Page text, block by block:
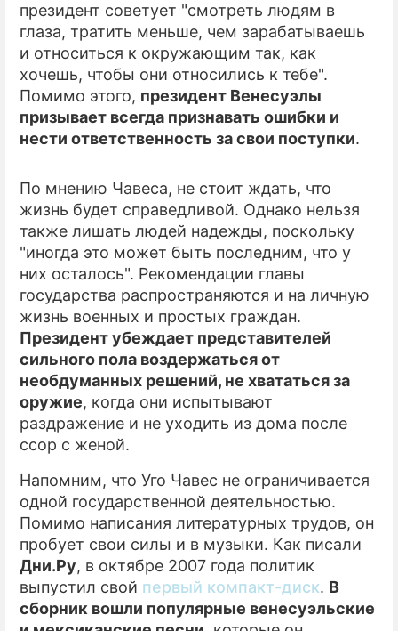
президент советует "смотреть людям в
глаза, тратить меньше, чем зарабатываешь
и относиться к окружающим так, как
хочешь, чтобы они относились к тебе".
Помимо этого, президент Венесуэлы
призывает всегда признавать ошибки и
нести ответственность за свои поступки.
По мнению Чавеса, не стоит ждать, что
жизнь будет справедливой. Однако нельзя
также лишать людей надежды, поскольку
"иногда это может быть последним, что у
них осталось". Рекомендации главы
государства распространяются и на личную
жизнь военных и простых граждан.
Президент убеждает представителей
сильного пола воздержаться от
необдуманных решений, не хвататься за
оружие, когда они испытывают
раздражение и не уходить из дома после
ссор с женой.
Напомним, что Уго Чавес не ограничивается
одной государственной деятельностью.
Помимо написания литературных трудов, он
пробует свои силы и в музыки. Как писали
Дни.Ру, в октябре 2007 года политик
выпустил свой первый компакт-диск. В
сборник вошли популярные венесуэльские